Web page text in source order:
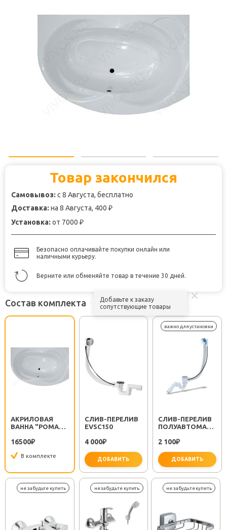
Товар закончился
Самовывоз: с 8 Августа, бесплатно
Доставка: на 8 Августа, 400 ₽
Установка: от 7000 ₽
Безопасно оплачивайте покупки онлайн или
наличными курьеру.
Верните или обменяйте товар в течение 30 дней.
Состав комплекта
Добавьте к заказу
сопутствующие товары
АКРИЛОВАЯ
ВАННА "POMANA
16500₽
В комплекте
CЛИВ-ПЕРЕЛИВ
EVSC150
4 000₽
ДОБАВИТЬ
важно
CЛИВ-ПЕРЕЛИВ
ПОЛУАВТОМАТ
2 100₽
ДОБАВИТЬ